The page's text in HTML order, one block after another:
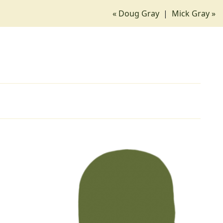
« Doug Gray | Mick Gray »